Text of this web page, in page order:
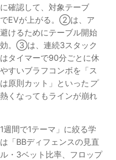
確認して、対象テーブ
EVが上がる。②は、ア
けるためにテーブル開始
。③は、連続3スタック
タイマーで90分ごとに休
すいブラフコンボを「ス
原則カット」といった プ
くなってもラインが崩れ
週間で1テーマ」に絞る学
「BBディフェンスの見直
・3ベット比率、フロップ